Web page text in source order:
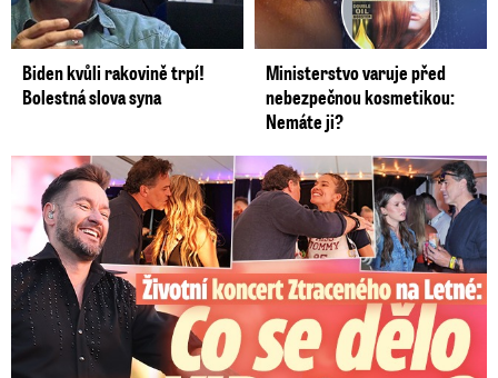
Biden kvůli rakovině trpí!
Bolestná slova syna
Ministerstvo varuje před
nebezpečnou kosmetikou:
Nemáte ji?
Koncert Ztraceného na Letné: Jágr přišel s Dominikou, ale...